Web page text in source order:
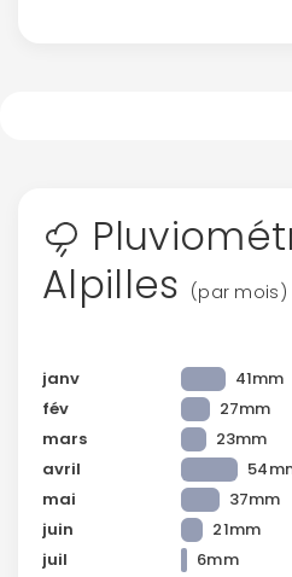
Alpilles (par mois)
janv
41mm
fév
27mm
mars
23mm
avril
mai
37mm
juin
21mm
juil
6mm